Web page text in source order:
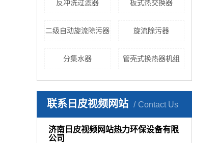
反冲洗过滤器 板式热交换器
二级自动旋流除污器 旋流除污器
分集水器 管壳式换热器机组
联系日皮视频网站 Contact Us
济南日皮视频网站热力环保设备有限
公司